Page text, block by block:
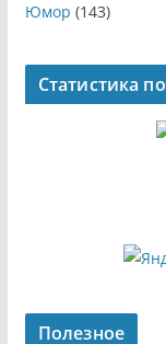
Юмор (143)
Статистика
Полезное